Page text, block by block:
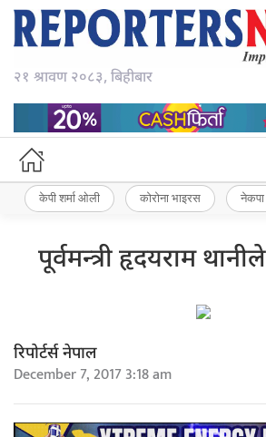
२१ श्रावण २०८३, बिहीबार
केपी शर्मा ओली कोरोना भाइरस
पूर्वमन्त्री हृदयराम
रिपोर्टर्स नेपाल
December 7, 2017 3:18 am